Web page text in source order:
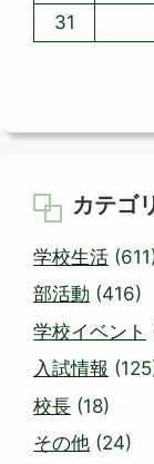
31
カテゴ
学校生活
部活動 (416)
学校イベント
入試情報
校長 (18)
その他 (24)